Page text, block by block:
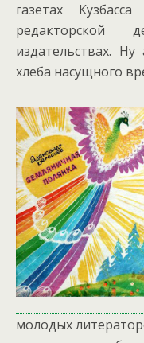
газетах
редакторской
издательствах.
хлеба насущного
молодых